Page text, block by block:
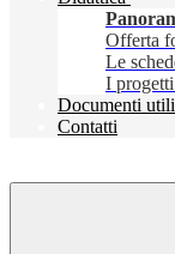
Offerta
Le
I
Documenti utili
Contatti